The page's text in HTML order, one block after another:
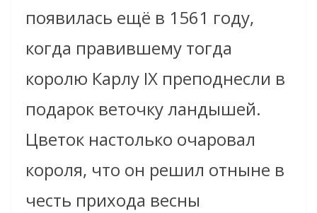
появилась ещё в 1561 году,
когда правившему тогда
королю Карлу IX преподнесли в
подарок веточку ландышей.
Цветок настолько очаровал
короля, что он решил отныне в
честь прихода весны